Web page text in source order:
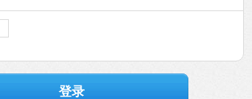
登录